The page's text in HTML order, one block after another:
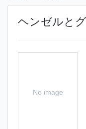
ヘンゼルと
No image